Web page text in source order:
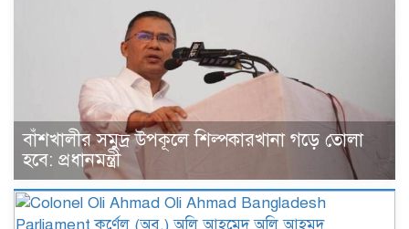
বাঁশখালীর সমুদ্র উপকূলে শিল্পকারখানা গড়ে তোলা
হবে: প্রধানমন্ত্রী